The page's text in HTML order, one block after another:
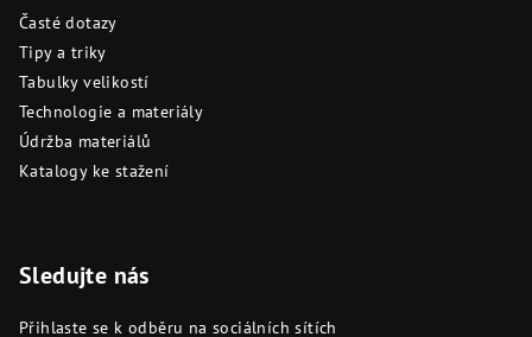
Časté dotazy
Tipy a triky
Tabulky velikostí
Technologie a materiály
Údržba materiálů
Katalogy ke stažení
Sledujte nás
Přihlaste se k odběru na sociálních sítích